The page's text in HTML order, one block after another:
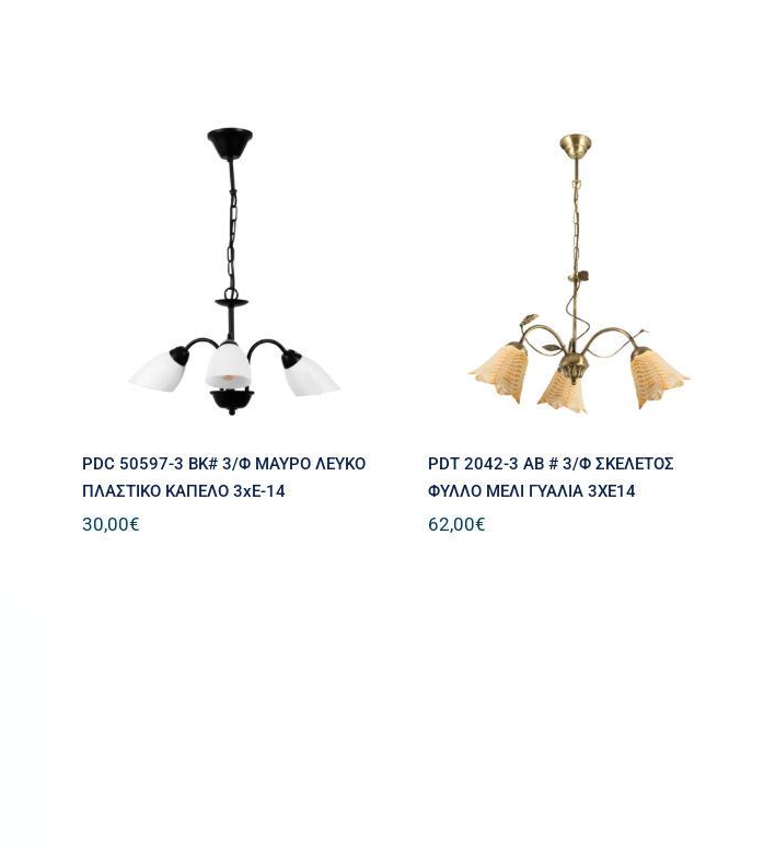
PDC 50597-3 BK# 3/Φ
ΜΑΥΡΟ ΛΕΥΚΟ ΠΛΑΣΤΙΚΟ
ΚΑΠΕΛΟ 3xΕ-14
PDC 50597-3 BK# 3/Φ ΜΑΥΡΟ ΛΕΥΚΟ
ΠΛΑΣΤΙΚΟ ΚΑΠΕΛΟ 3xΕ-14
30,00€
PDT 2042-3 AB # 3/Φ
ΣΚΕΛΕΤΟΣ ΦΥΛΛΟ ΜΕΛΙ
ΓΥΑΛΙΑ 3ΧΕ14
PDT 2042-3 AB # 3/Φ ΣΚΕΛΕΤΟΣ
ΦΥΛΛΟ ΜΕΛΙ ΓΥΑΛΙΑ 3ΧΕ14
62,00€